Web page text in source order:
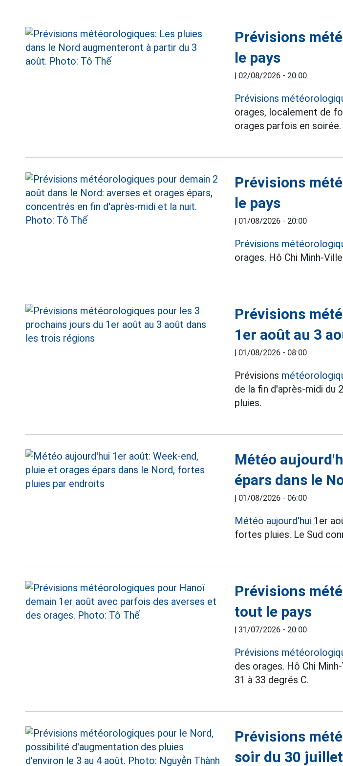
Prévisions
le pays
| 02/08/2026 - 20:00
Prévisions
orages, localement de
orages parfois en soirée.
Prévisions
le pays
| 01/08/2026 - 20:00
Prévisions
orages. Hô Chi Minh-
Prévisions
1er août au 3
| 01/08/2026 - 08:00
Prévisions
de la fin d'après-midi
pluies.
Météo
épars dans le
| 01/08/2026 - 06:00
Météo aujourd'hui 1er
fortes pluies. Le Sud
Prévisions
tout le pays
| 31/07/2026 - 20:00
Prévisions
des orages. Hô Chi
31 à 33 degrés C.
Prévisions
soir du 30